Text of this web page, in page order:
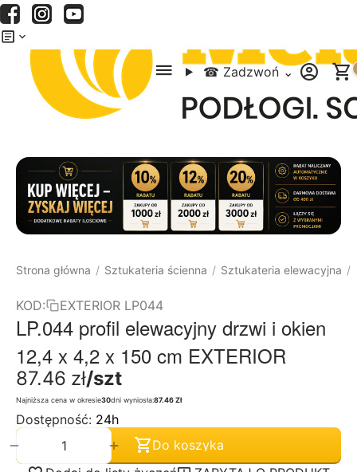
☎ Zadzwoń ⌄
Strona główna / Sztukateria ścienna / Sztukateria elewacyjna /
KOD: EXTERIOR LP044
LP.044 profil elewacyjny drzwi i okien
12,4 x 4,2 x 150 cm EXTERIOR
87.46 zł/szt
Najniższa cena w okresie30dni wyniosła:87.46 Zł
Dostępność: 24h
+
−
Do koszyka